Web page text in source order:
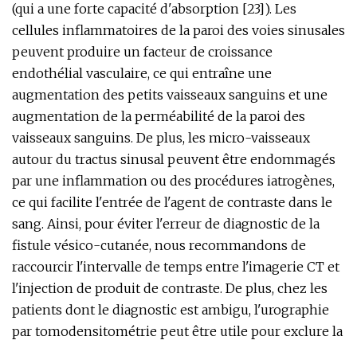
(qui a une forte capacité d'absorption [23]). Les
cellules inflammatoires de la paroi des voies sinusales
peuvent produire un facteur de croissance
endothélial vasculaire, ce qui entraîne une
augmentation des petits vaisseaux sanguins et une
augmentation de la perméabilité de la paroi des
vaisseaux sanguins. De plus, les micro-vaisseaux
autour du tractus sinusal peuvent être endommagés
par une inflammation ou des procédures iatrogènes,
ce qui facilite l'entrée de l'agent de contraste dans le
sang. Ainsi, pour éviter l'erreur de diagnostic de la
fistule vésico-cutanée, nous recommandons de
raccourcir l'intervalle de temps entre l'imagerie CT et
l'injection de produit de contraste. De plus, chez les
patients dont le diagnostic est ambigu, l'urographie
par tomodensitométrie peut être utile pour exclure la